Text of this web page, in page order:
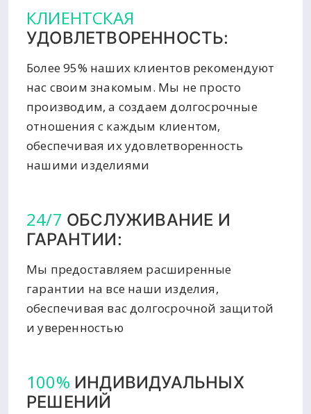
КЛИЕНТСКАЯ
УДОВЛЕТВОРЕННОСТЬ:
Более 95% наших клиентов рекомендуют
нас своим знакомым. Мы не просто
производим, а создаем долгосрочные
отношения с каждым клиентом,
обеспечивая их удовлетворенность
нашими изделиями
24/7 ОБСЛУЖИВАНИЕ И
ГАРАНТИИ:
Мы предоставляем расширенные
гарантии на все наши изделия,
обеспечивая вас долгосрочной защитой
и уверенностью
100% ИНДИВИДУАЛЬНЫХ
РЕШЕНИЙ